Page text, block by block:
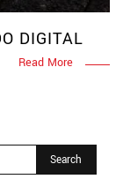
DIGITAL
Read More